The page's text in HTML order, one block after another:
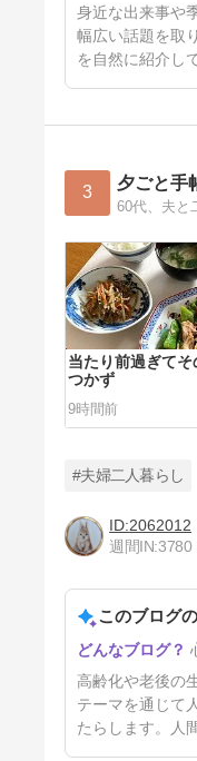
5日前
身近な出来事や
幅広い話題を取
を自然に紹介し
3 夕ごと手
60代、夫と
当たり前過ぎて
つかず
9時間前
聞き・・
4日前
#夫婦二人暮らし
2062012
週間IN:3780
このブログ
高齢化や老後の
テーマを通じて
たらします。人